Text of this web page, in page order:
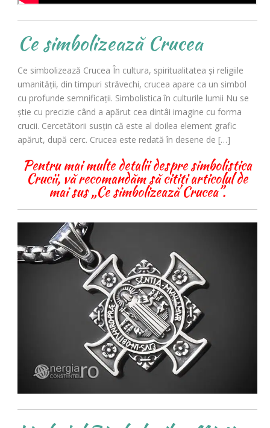
Ce simbolizează Crucea
Ce simbolizează Crucea În cultura, spiritualitatea şi religiile
umanităţii, din timpuri străvechi, crucea apare ca un simbol
cu profunde semnificaţii. Simbolistica în culturile lumii Nu se
ştie cu precizie când a apărut cea dintâi imagine cu forma
crucii. Cercetătorii susţin că este al doilea element grafic
apărut, după cerc. Crucea este redată în desene de […]
Pentru mai multe detalii despre simbolistica
Crucii, vă recomandăm să citiți articolul de
mai sus „Ce simbolizează Crucea”.